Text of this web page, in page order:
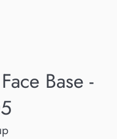
Base -